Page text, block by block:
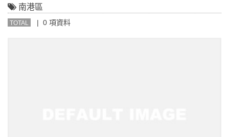
南港區
TOTAL | 0 項資料